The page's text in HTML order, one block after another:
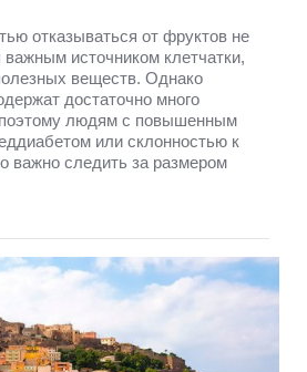
отказываться от фруктов не
источником клетчатки,
веществ. Однако
достаточно много
людям с повышенным
или склонностью к
важно следить за размером